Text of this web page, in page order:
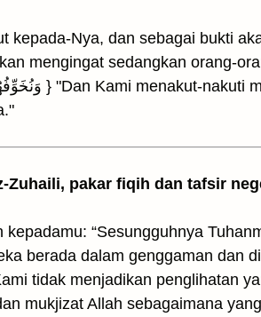
kepada-Nya, dan sebagai bukti
mengingat sedangkan orang-
Zuhaili, pakar fiqih dan tafsir
“Sesungguhnya
berada dalam genggaman dan
tidak menjadikan penglihatan
mukjizat Allah sebagaimana